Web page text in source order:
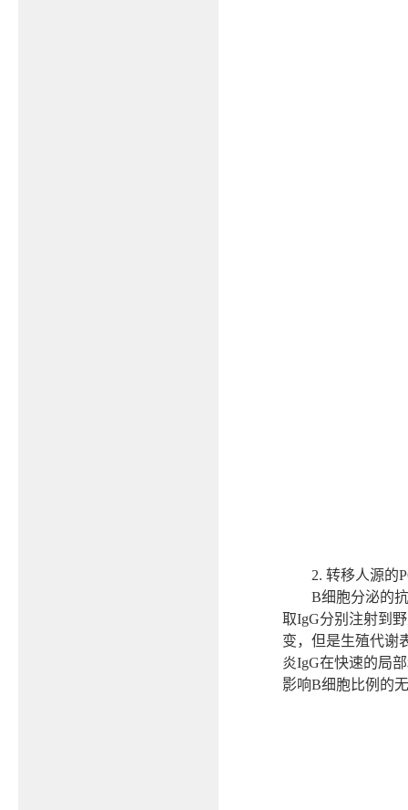
2. 转移人源的
B细胞分泌的
取IgG分别注射到
变，但是生殖代谢
炎IgG在快速的局
影响B细胞比例的